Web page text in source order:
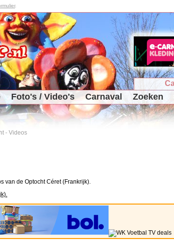
.
Foto's / Video's Carnaval Zoeken
- Videos
van de Optocht Céret (Frankrijk).